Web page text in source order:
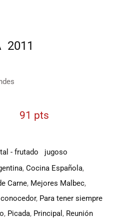
2011
91 pts
- frutado
jugoso
, Cocina Española,
Carne, Mejores Malbec,
, Para tener siempre
, Picada, Principal , Reunión